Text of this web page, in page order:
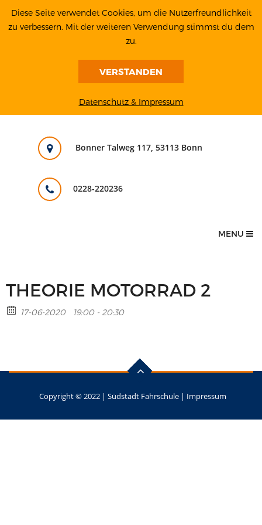
Bonner Talweg 117, 53113 Bonn
0228-220236
MENU
THEORIE MOTORRAD 2
17-06-2020 19:00 - 20:30
Copyright © 2022 | Südstadt Fahrschule | Impressum
Diese Seite verwendet Cookies, um die Nutzerfreundlichkeit
zu verbessern. Mit der weiteren Verwendung stimmst du dem
zu.
VERSTANDEN
Datenschutz & Impressum